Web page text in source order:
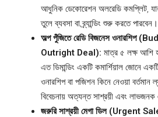
আধুনিক ডেকোরেশন অলরেডি কমপ্লিট,
তুলে ব্যবসা বা ব্র্যান্ডিং শুরু করতে পারবেন।
অল্প পুঁজিতে রেডি বিজনেস ওনারশিপ
Outright Deal): মাত্র ৫ লক্ষ আশি
এত ডিমান্ডিং একটি কমার্শিয়াল জোনে
ওনারশিপ বা পজিশন কিনে নেওয়া বর্তমান
বিবেচনায় অত্যন্ত সাশ্রয়ী এবং
জরুরি সাশ্রয়ী মেগা ডিল (Urgent